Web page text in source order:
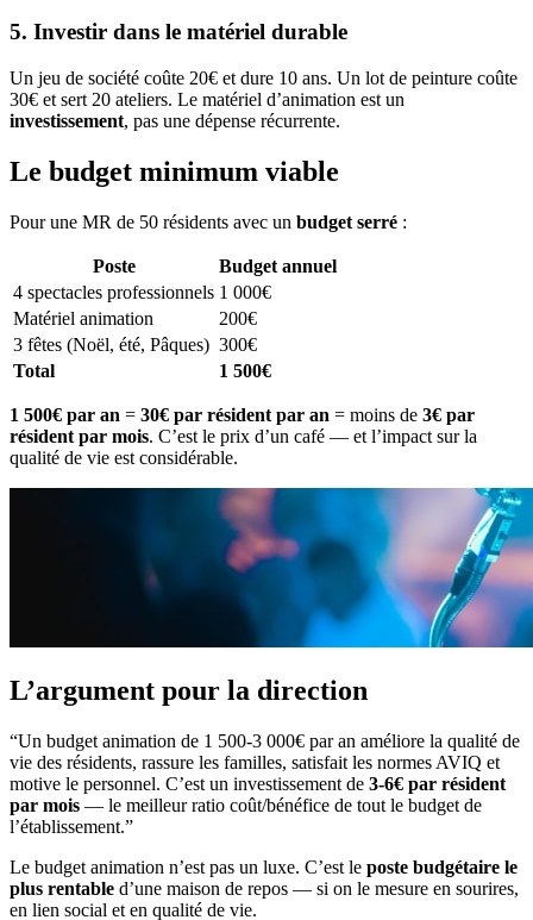
5. Investir dans le matériel durable
Un jeu de société coûte 20€ et dure 10 ans. Un lot de peinture coûte
30€ et sert 20 ateliers. Le matériel d’animation est un
investissement, pas une dépense récurrente.
Le budget minimum viable
Pour une MR de 50 résidents avec un budget serré :
Poste
Budget annuel
4 spectacles professionnels 1 000€
Matériel animation
200€
3 fêtes (Noël, été, Pâques) 300€
Total
1 500€
1 500€ par an = 30€ par résident par an = moins de 3€ par
résident par mois. C’est le prix d’un café — et l’impact sur la
qualité de vie est considérable.
L’argument pour la direction
“Un budget animation de 1 500-3 000€ par an améliore la qualité de
vie des résidents, rassure les familles, satisfait les normes AVIQ et
motive le personnel. C’est un investissement de 3-6€ par résident
par mois — le meilleur ratio coût/bénéfice de tout le budget de
l’établissement.”
Le budget animation n’est pas un luxe. C’est le poste budgétaire le
plus rentable d’une maison de repos — si on le mesure en sourires,
en lien social et en qualité de vie.